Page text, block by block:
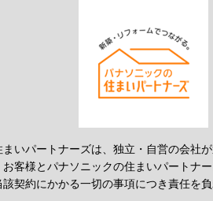
いパートナーズは、独立・自営の会社が
客様とパナソニックの住まいパートナ
契約にかかる一切の事項につき責任を